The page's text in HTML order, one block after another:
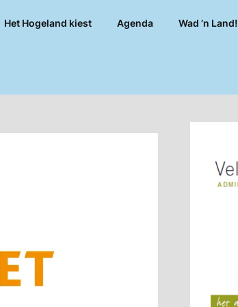
Het Hogeland kiest Agenda Wad ’n Land!